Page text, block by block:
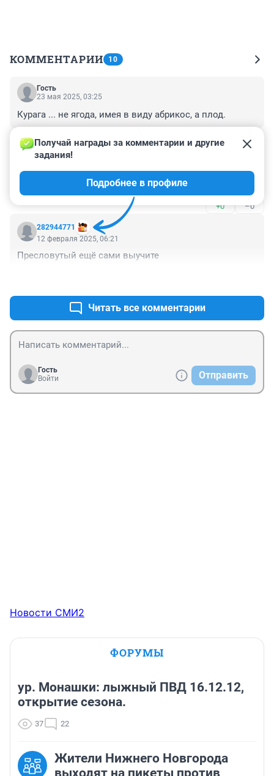
КОММЕНТАРИИ 10
Гость
23 мая 2025, 03:25
Курага ... не ягода, имея в виду абрикоc, а плод.
–0
Гость
Все элементарно, в рамках орфографии.
+0 –0
282944771
Получай награды за комментарии и другие
задания!
Подробнее в профиле
12 февраля 2025, 06:21
Пресловутый ещё сами выучите
Читать все комментарии
Гость
Войти
Отправить
Новости СМИ2
ФОРУМЫ
ур. Монашки: лыжный ПВД 16.12.12,
открытие сезона.
37 22
Жители Нижнего Новгорода